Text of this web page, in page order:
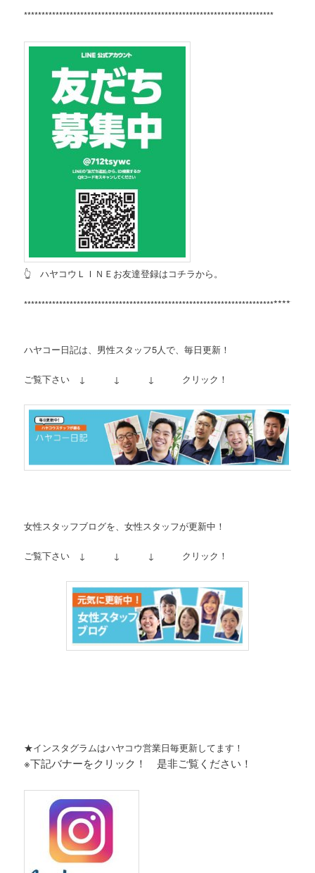
***********************************************************************
👆 ハヤコウＬＩＮＥお友達登録はコチラから。
***********************************************************************
ハヤコー日記は、男性スタッフ5人で、毎日更新！
ご覧下さい ↓ ↓ ↓ クリック！
女性スタッフブログを、女性スタッフが更新中！
ご覧下さい ↓ ↓ ↓ クリック！
★インスタグラムはハヤコウ営業日毎更新してます！
※下記バナーをクリック！ 是非ご覧ください！